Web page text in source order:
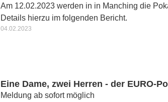
Am 12.02.2023 werden in in Manching die
Details hierzu im folgenden Bericht.
04.02.2023
Eine Dame, zwei Herren - der EURO-
Meldung ab sofort möglich